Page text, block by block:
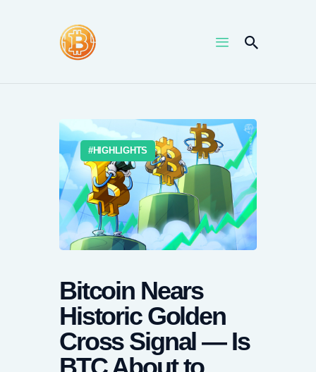
NEWS
UPTRENDS
KNOWLEDGES
COIN PRICE
HIGHLIGHTS
Bitcoin Nears
Historic Golden
Cross Signal — Is